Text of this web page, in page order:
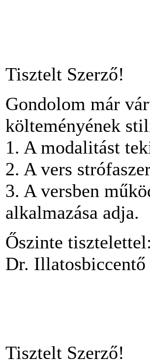
Tisztelt Szerző!
Gondolom már
költeményének
1. A modalitást
2. A vers
3. A versben
alkalmazása adja.
Őszinte tisztelettel:
Dr. Illatosbiccentő
Tisztelt Szerző!